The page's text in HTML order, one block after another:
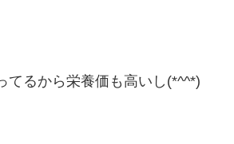
てるから栄養価も高いし(*^^*)